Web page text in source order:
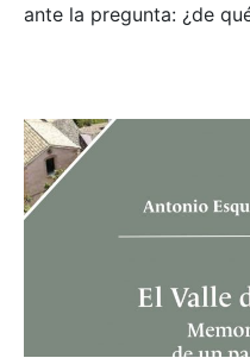
ante la pregunta: ¿de